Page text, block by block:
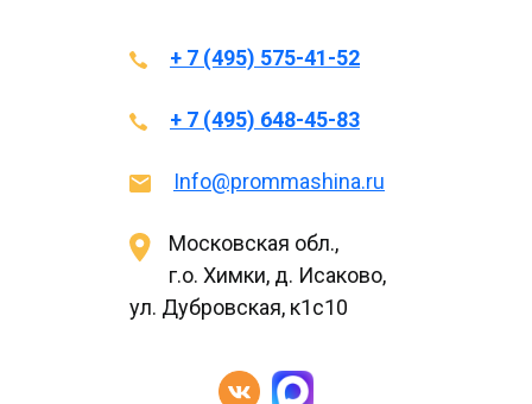
+ 7 (495) 575-41-52
+ 7 (495) 648-45-83
Info@prommashina.ru
Московская обл.,
г.о. Химки, д. Исаково,
ул. Дубровская, к1с10